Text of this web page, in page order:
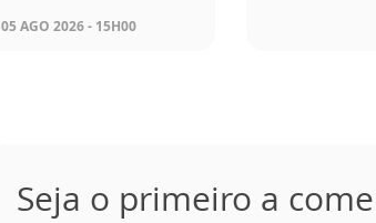
05 AGO 2026 - 15H00
Seja o primeiro a